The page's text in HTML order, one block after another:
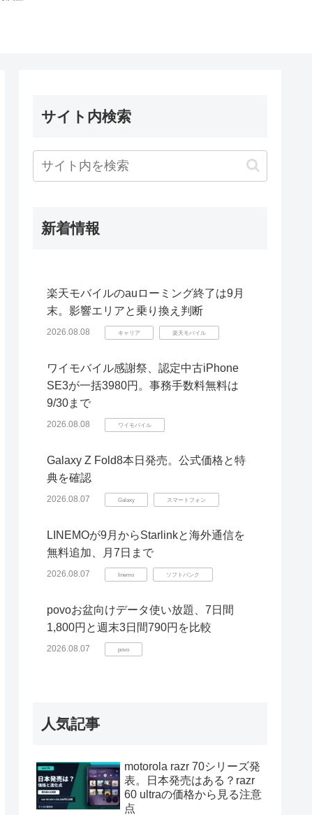
サイト内検索
新着情報
楽天モバイルのauローミング終了は9月
末。影響エリアと乗り換え判断
2026.08.08 キャリア 楽天モバイル
ワイモバイル感謝祭、認定中古iPhone
SE3が一括3980円。事務手数料無料は
9/30まで
2026.08.08 ワイモバイル
Galaxy Z Fold8本日発売。公式価格と特
典を確認
2026.08.07 Galaxy スマートフォン
LINEMOが9月からStarlinkと海外通信を
無料追加、月7日まで
2026.08.07 linemo ソフトバンク
povoお盆向けデータ使い放題、7日間
1,800円と週末3日間790円を比較
2026.08.07 povo
人気記事
motorola razr 70シリーズ発
表。日本発売はある？razr
60 ultraの価格から見る注意
点